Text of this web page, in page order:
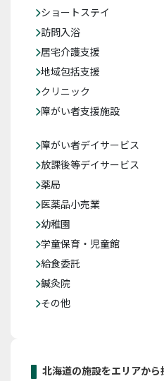
ショートステイ
訪問入浴
居宅介護支援
地域包括支援
クリニック
障がい者支援施設
障がい者デイサービス
放課後等デイサービス
薬局
医薬品小売業
幼稚園
学童保育・児童館
給食委託
鍼灸院
その他
北海道の施設をエリアから